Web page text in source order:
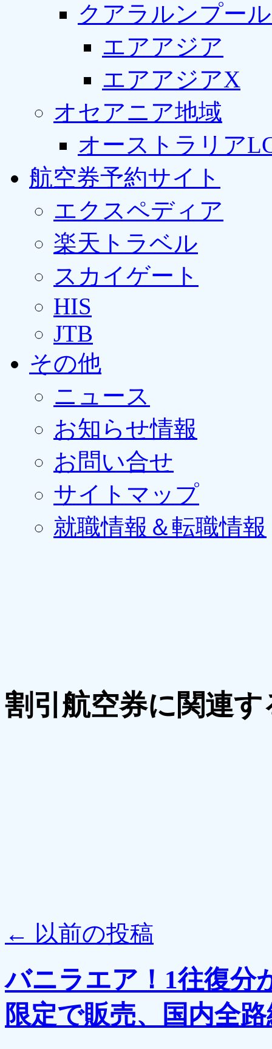
クアラルンプー
エアアジア
エアアジアX
オセアニア地域
オーストラリア
航空券予約サイト
エクスペディア
楽天トラベル
スカイゲート
HIS
JTB
その他
ニュース
お知らせ情報
お問い合せ
サイトマップ
就職情報＆転職情報
割引航空券に関連す
← 以前の投稿
バニラエア！1往復分
限定で販売、国内全